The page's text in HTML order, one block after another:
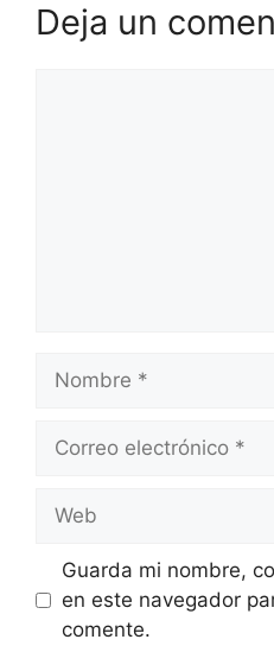
Deja un
Nombre
Correo
Web
Guarda mi nombre,
en este navegador
comente.